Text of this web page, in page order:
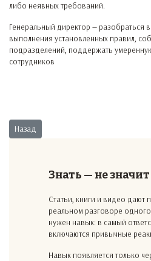
либо неявных требований.
Генеральный директор — разобраться
выполнения установленных правил,
подразделений, поддержать
сотрудников
Предыдущий: Переманивание
Назад
Знать — не
Статьи, книги и видео дают
реальном разговоре
нужен навык: в самый
включаются привычные
Навык появляется только